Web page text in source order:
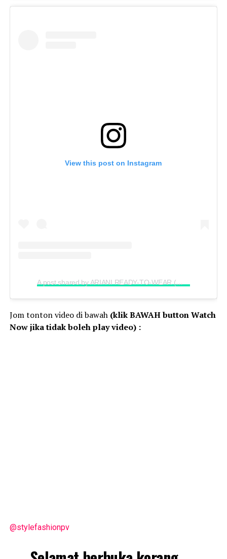
View this post on Instagram
A post shared by ARIANI READY-TO-WEAR (@arianirtw)
Jom tonton video di bawah (klik BAWAH button Watch
Now jika tidak boleh play video) :
@stylefashionpv